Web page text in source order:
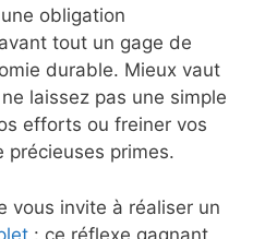
obligation
tout un gage de
durable. Mieux vaut
laissez pas une simple
efforts ou freiner vos
précieuses primes.
vous invite à réaliser un
: ce réflexe gagnant